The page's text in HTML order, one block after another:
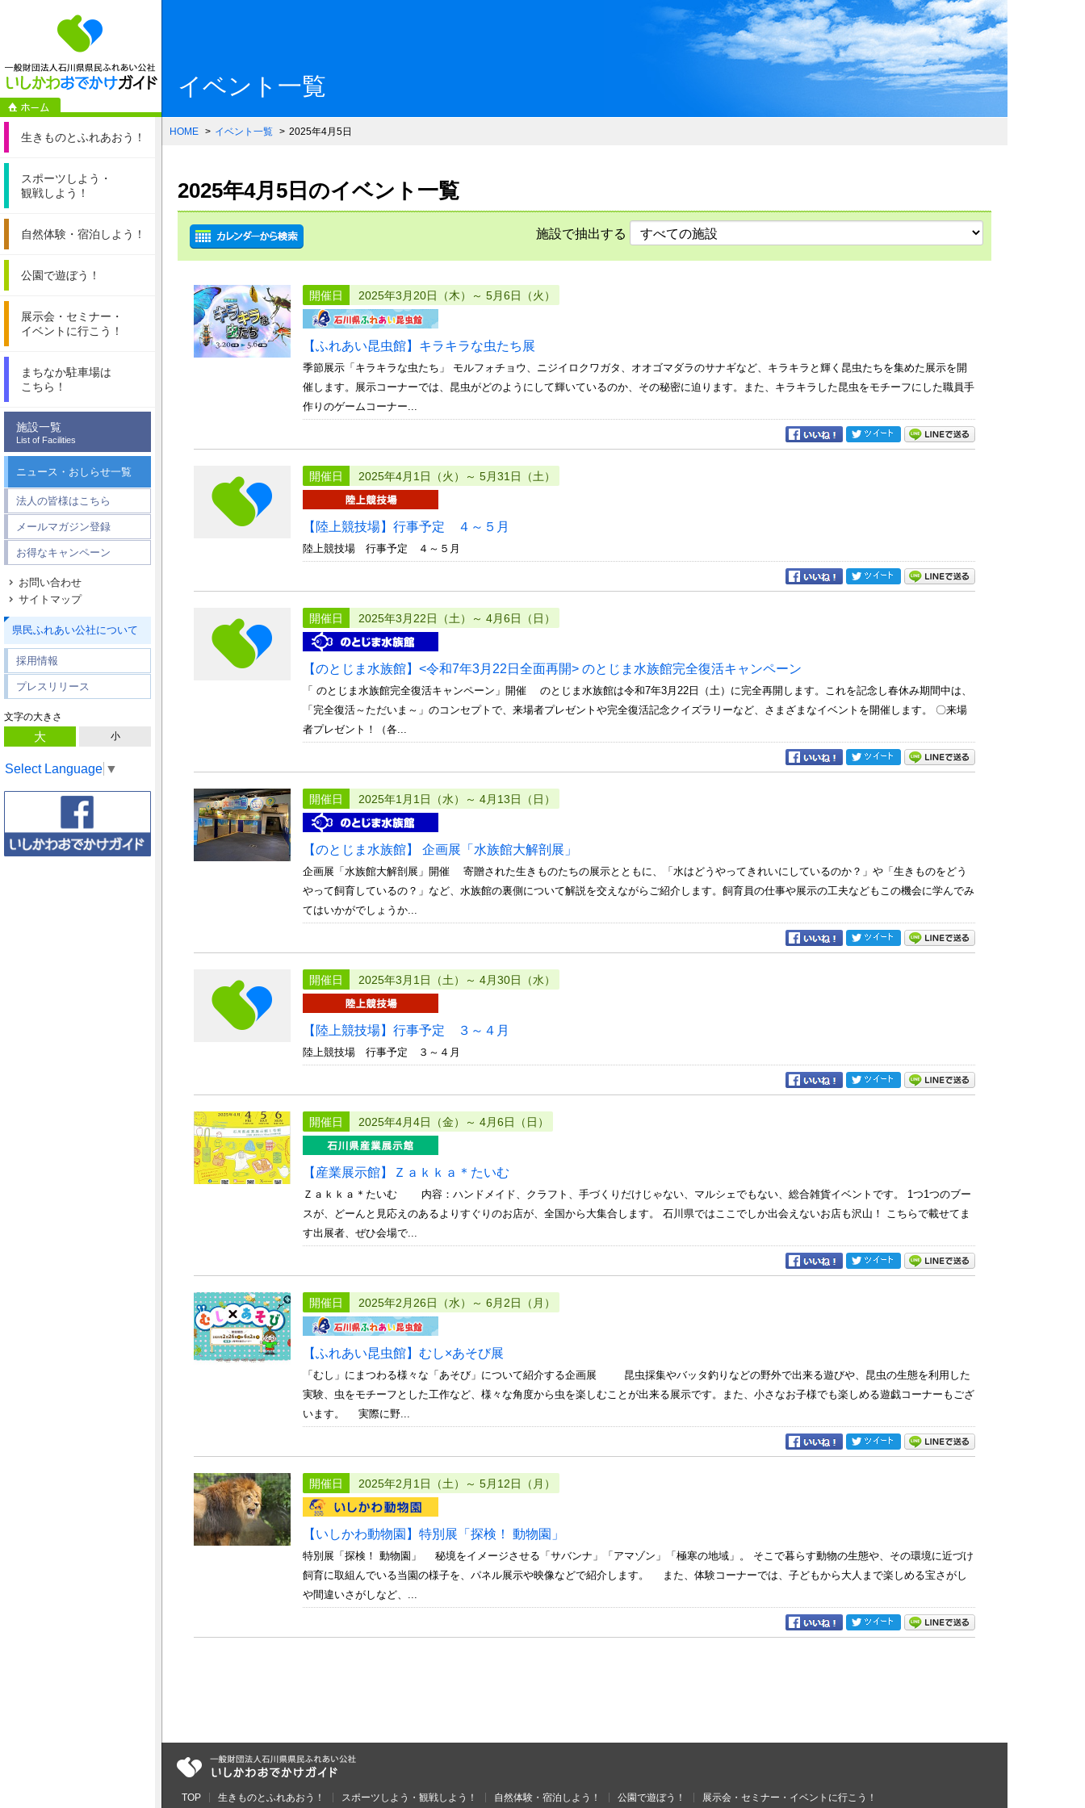
一般財団法人石川県県民ふれあい公社 いしかわおでかけガイド
生きものとふれあおう！
スポーツしよう・
観戦しよう！
自然体験・ 宿泊しよう！
公園で遊ぼう！
展示会・セミナー・
イベントに行こう！
まちなか駐車場は
こちら！
施設一覧
List of Facilities
ニュース・おしらせ一覧
法人の皆様はこちら
メールマガジン登録
お得なキャンペーン
お問い合わせ
サイトマップ
県民ふれあい公社について
採用情報
プレスリリース
文字の大きさ
大 小
Select Language ▼
イベント一覧
HOME イベント一覧 2025年4月5日
2025年4月5日のイベント一覧
施設で抽出する
開催日 2025年3月20日（木）～ 5月6日（火）
【ふれあい昆虫館】キラキラな虫たち展
季節展示「キラキラな虫たち」 モルフォチョウ、ニジイロクワガタ、オオゴマダラのサナギなど、キラキラと輝く昆虫たちを集めた展示を開
催します。展示コーナーでは、昆虫がどのようにして輝いているのか、その秘密に迫ります。また、キラキラした昆虫をモチーフにした職員手
作りのゲームコーナー...
開催日 2025年4月1日（火）～ 5月31日（土）
【陸上競技場】行事予定 ４～５月
陸上競技場 行事予定 ４～５月
開催日 2025年3月22日（土）～ 4月6日（日）
【のとじま水族館】<令和7年3月22日全面再開> のとじま水族館完全復活キャンペーン
「 のとじま水族館完全復活キャンペーン」開催 のとじま水族館は令和7年3月22日（土）に完全再開します。これを記念し春休み期間中は、
「完全復活～ただいま～」のコンセプトで、来場者プレゼントや完全復活記念クイズラリーなど、さまざまなイベントを開催します。 〇来場
者プレゼント！（各...
開催日 2025年1月1日（水）～ 4月13日（日）
【のとじま水族館】 企画展「水族館大解剖展」
企画展「水族館大解剖展」開催 寄贈された生きものたちの展示とともに、「水はどうやってきれいにしているのか？」や「生きものをどう
やって飼育しているの？」など、水族館の裏側について解説を交えながらご紹介します。飼育員の仕事や展示の工夫などもこの機会に学んでみ
てはいかがでしょうか...
開催日 2025年3月1日（土）～ 4月30日（水）
【陸上競技場】行事予定 ３～４月
陸上競技場 行事予定 ３～４月
開催日 2025年4月4日（金）～ 4月6日（日）
【産業展示館】Ｚａｋｋａ＊たいむ
Ｚａｋｋａ＊たいむ 内容：ハンドメイド、クラフト、手づくりだけじゃない、マルシェでもない、総合雑貨イベントです。 1つ1つのブー
スが、どーんと見応えのあるよりすぐりのお店が、全国から大集合します。 石川県ではここでしか出会えないお店も沢山！ こちらで載せてま
す出展者、ぜひ会場で...
開催日 2025年2月26日（水）～ 6月2日（月）
【ふれあい昆虫館】むし×あそび展
「むし」にまつわる様々な「あそび」について紹介する企画展 昆虫採集やバッタ釣りなどの野外で出来る遊びや、昆虫の生態を利用した
実験、虫をモチーフとした工作など、様々な角度から虫を楽しむことが出来る展示です。また、小さなお子様でも楽しめる遊戯コーナーもござ
います。 実際に野...
開催日 2025年2月1日（土）～ 5月12日（月）
【いしかわ動物園】特別展「探検！ 動物園」
特別展「探検！ 動物園」 秘境をイメージさせる「サバンナ」「アマゾン」「極寒の地域」。 そこで暮らす動物の生態や、その環境に近づけ
飼育に取組んでいる当園の様子を、パネル展示や映像などで紹介します。 また、体験コーナーでは、子どもから大人まで楽しめる宝さがし
や間違いさがしなど、...
TOP 生きものとふれあおう！ スポーツしよう・観戦しよう！ 自然体験・宿泊しよう！ 公園で遊ぼう！ 展示会・セミナー・イベントに行こう！